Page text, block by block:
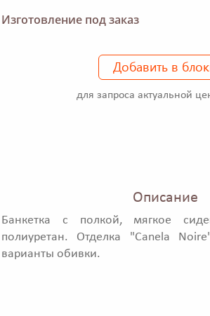
Изготовление под заказ
Добавить в
для запроса актуальной
Описание
Банкетка с полкой, мягкое
полиуретан. Отделка "Canela
варианты обивки.